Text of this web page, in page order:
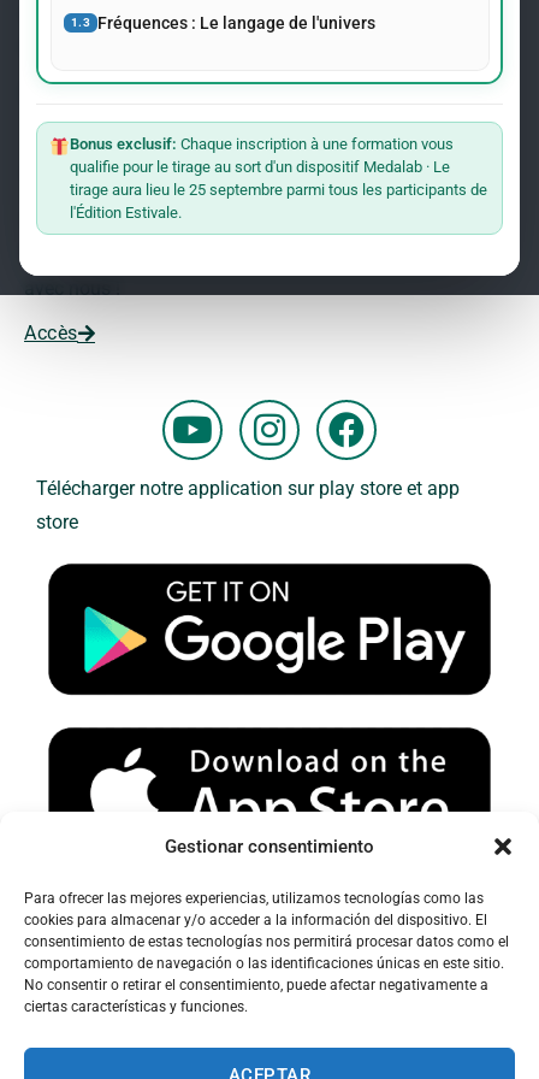
Gestionar consentimiento
Para ofrecer las mejores experiencias, utilizamos tecnologías como las
cookies para almacenar y/o acceder a la información del dispositivo. El
consentimiento de estas tecnologías nos permitirá procesar datos como el
comportamiento de navegación o las identificaciones únicas en este sitio.
No consentir o retirar el consentimiento, puede afectar negativamente a
ciertas características y funciones.
1.3 Fréquences : Le langage de l'univers
Bonus exclusif: Chaque inscription à une formation vous
qualifie pour le tirage au sort d'un dispositif Medalab · Le
tirage aura lieu le 25 septembre parmi tous les participants de
l'Édition Estivale.
événements concernant le Dr Andreas Kalcker et l’Institut
Rejoindre La Liste
Vous souhaitez travailler avec nous ?
Vous voulez faire partie de notre équipe ?
Accès
Y
o
u
u
b
e
I
n
s
a
g
r
a
m
F
a
c
b
o
k
Télécharger notre application sur play store et app
store
Avertissement sur le spam :
Veuillez vérifier votre dossier spam ou courrier indésirable pour
recevoir nos e-mails.